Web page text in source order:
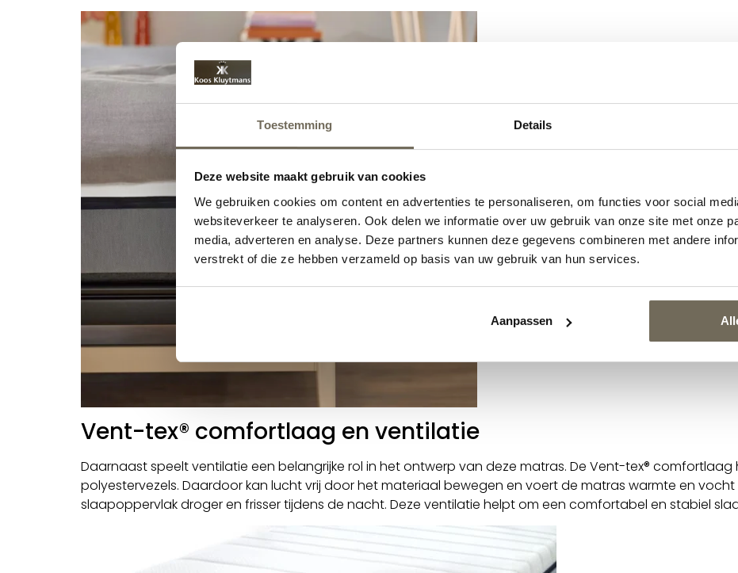
Toestemming Details
Deze website maakt gebruik van cookies
We gebruiken cookies om content en advertenties te personaliseren, om functies voor social
websiteverkeer te analyseren. Ook delen we informatie over uw gebruik van onze site met onze
media, adverteren en analyse. Deze partners kunnen deze gegevens combineren met andere
verstrekt of die ze hebben verzameld op basis van uw gebruik van hun services.
Aanpassen
Vent-tex® comfortlaag en ventilatie
Daarnaast speelt ventilatie een belangrijke rol in het ontwerp van deze matras. De Vent-tex®
polyestervezels. Daardoor kan lucht vrij door het materiaal bewegen en voert de matras warmte en vocht
slaapoppervlak droger en frisser tijdens de nacht. Deze ventilatie helpt om een comfortabel en stabiel